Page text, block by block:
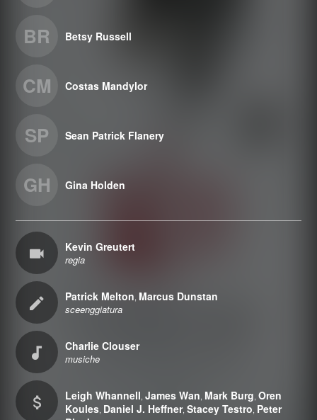
BR Betsy Russell
CM Costas Mandylor
SP Sean Patrick Flanery
GH Gina Holden
Kevin Greutert
regia
Patrick Melton, Marcus Dunstan
sceenggiatura
Charlie Clouser
musiche
Leigh Whannell ,James Wan Mark Burg ,Oren
Koules Daniel J. Heffner,Stacey Testro Peter